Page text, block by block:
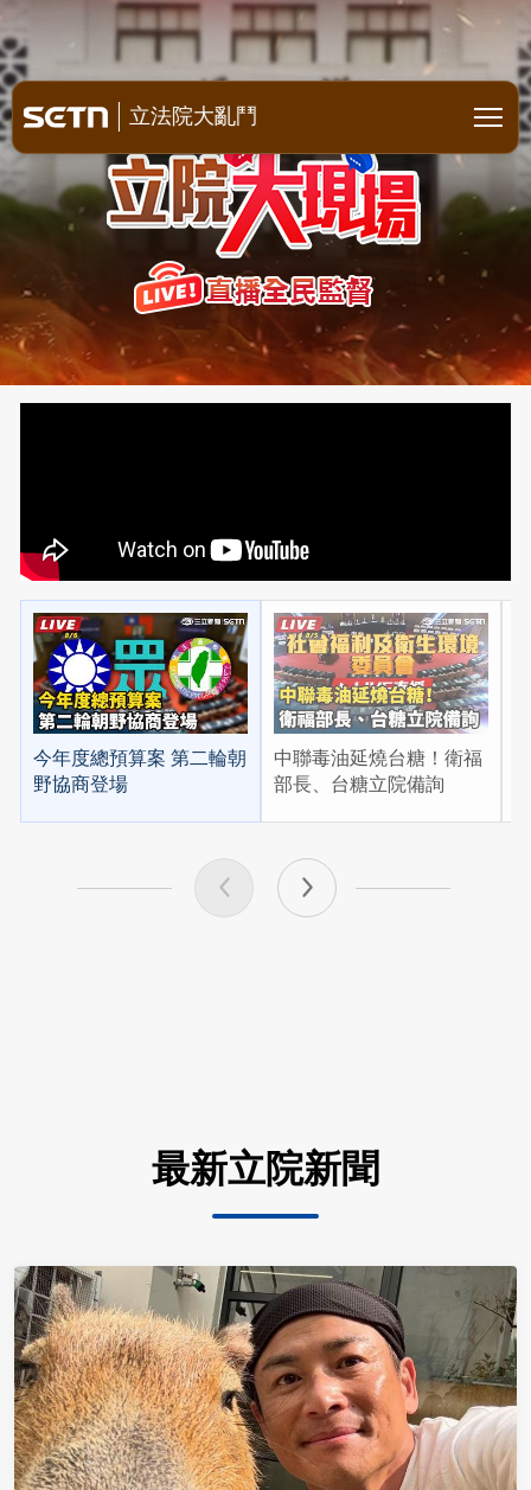
立院全明星空戰 直播全民監督
立法院大亂鬥
今年度總預算案 第二輪朝
野協商登場
中聯毒油延燒台糖！衛福
部長、台糖立院備詢
最新立院新聞